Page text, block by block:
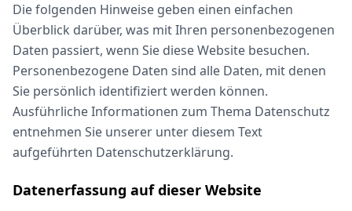
Die folgenden Hinweise geben einen einfachen
Überblick darüber, was mit Ihren personenbezogenen
Daten passiert, wenn Sie diese Website besuchen.
Personenbezogene Daten sind alle Daten, mit denen
Sie persönlich identifiziert werden können.
Ausführliche Informationen zum Thema Datenschutz
entnehmen Sie unserer unter diesem Text
aufgeführten Datenschutzerklärung.
Datenerfassung auf dieser Website